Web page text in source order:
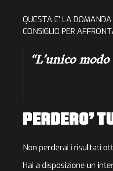
QUESTA E’ LA
CONSIGLIO PER
L’unico
PERDERO’
Non perderai i risultati
Hai a disposizione un